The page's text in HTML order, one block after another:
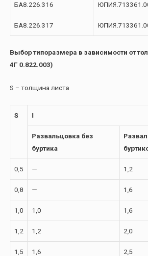
БА8.226.316
БА8.226.317
Выбор типоразмера в зависимости от
4Г 0.822.003)
S – толщина листа
S l
Развальцовка без
буртика
0,5 — 1,2
0,8 — 1,6
1,0 1,0 1,6
1,2 1,2 2,0
1,5 1,6 2,5